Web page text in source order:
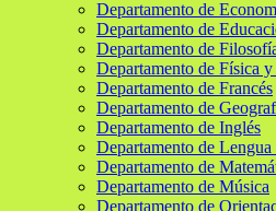
Departamento de
Departamento de
Departamento de
Departamento de Física
Departamento de Francés
Departamento de
Departamento de Inglés
Departamento de
Departamento de
Departamento de Música
Departamento de